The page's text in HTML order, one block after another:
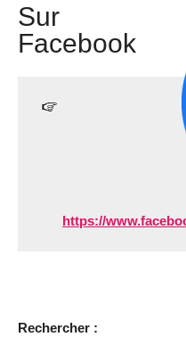
Sur
Facebook
https://
Rechercher :